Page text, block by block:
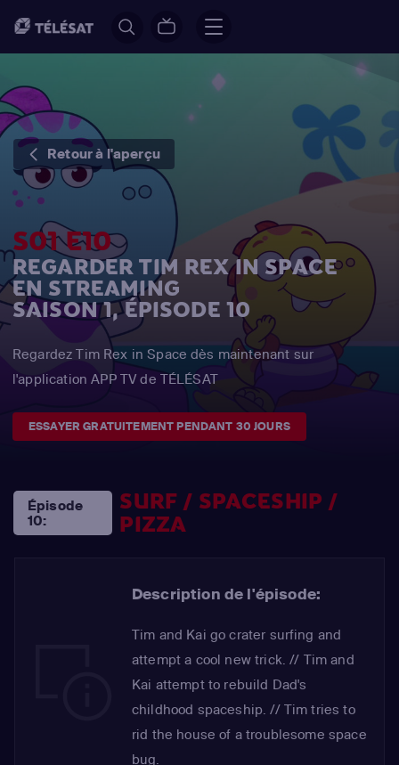
Retour à l'aperçu
S01 E10
REGARDER TIM REX IN SPACE
EN STREAMING
SAISON 1, ÉPISODE 10
Regardez Tim Rex in Space dès maintenant sur
l'application APP TV de TÉLÉSAT
ESSAYER GRATUITEMENT PENDANT 30 JOURS
Épisode
10:
SURF / SPACESHIP /
PIZZA
Description de l'épisode:
Tim and Kai go crater surfing and
attempt a cool new trick. // Tim and
Kai attempt to rebuild Dad's
childhood spaceship. // Tim tries to
rid the house of a troublesome space
bug.